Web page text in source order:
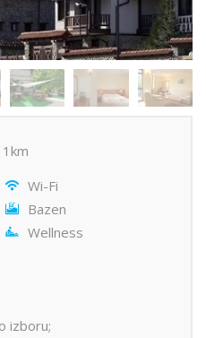
Wi-Fi
Bazen
Wellness
izboru;